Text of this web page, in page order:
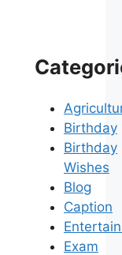
Birthday
Birthday
Wishes
Blog
Caption
Exam